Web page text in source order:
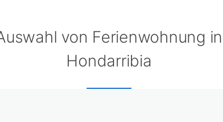
von Ferienwohnung in
Hondarribia